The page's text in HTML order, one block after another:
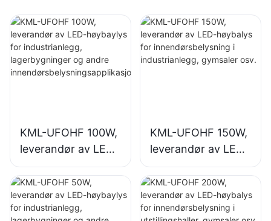
KML-UFOHF 100W,
leverandør av LED-
høybaylys for
industrianlegg,
lagerbygninger og
andre
KML-UFOHF 150W,
leverandør av LED-
høybalys for
innendørsbelysning
i industrianlegg,
gymsaler osv.